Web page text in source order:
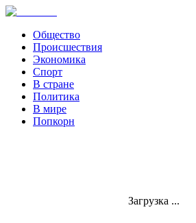
Общество
Происшествия
Экономика
Спорт
В стране
Политика
В мире
Попкорн
Загрузка ...